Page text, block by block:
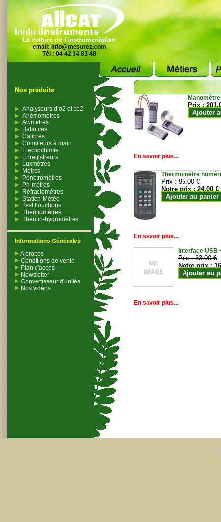
La culture de l'instrumentation
email: info@mesurez.com
Tél : 04 42 34 83 48
Nos produits
Analyseurs d’o2 et co2
Anémomètres
Awmètres
Balances
Calibres
Compteurs à main
Electrochimie
Enregistreurs
Luxmètres
Mètres
Pénétromètres
Ph-mètres
Réfractomètres
Station-Météo
Test bouchons
Thermomètres
Thermo-hygromètres
Informations Générales
A propos
Conditions de vente
Plan d'accès
Newsletter
Convertisseur d'unités
Nos vidéos
Prix :
Ajouter
En savoir plus...
Thermomètre
Prix :95.00 €
Notre prix :24.00 €
Ajouter au panier
En savoir plus...
Interface USB
Prix :33.00 €
Notre prix :
Ajouter au
En savoir plus...